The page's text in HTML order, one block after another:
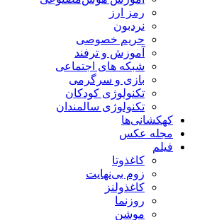
رمز ارز
نردبون
حریم خصوصی
آموزش و ترفند
شبکه های اجتماعی
بازی و سرگرمی
تکنولوژی کودکان
تکنولوژی سالمندان
کهکشانی‌ها
مجله عکس
فیلم
کاغذوتا
زوم بی‌نهایت
کاغذولنز
روزنما
موشن